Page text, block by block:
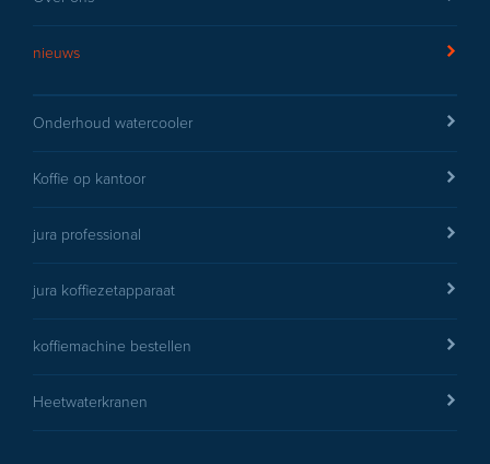
nieuws
Onderhoud watercooler
Koffie op kantoor
jura professional
jura koffiezetapparaat
koffiemachine bestellen
Heetwaterkranen